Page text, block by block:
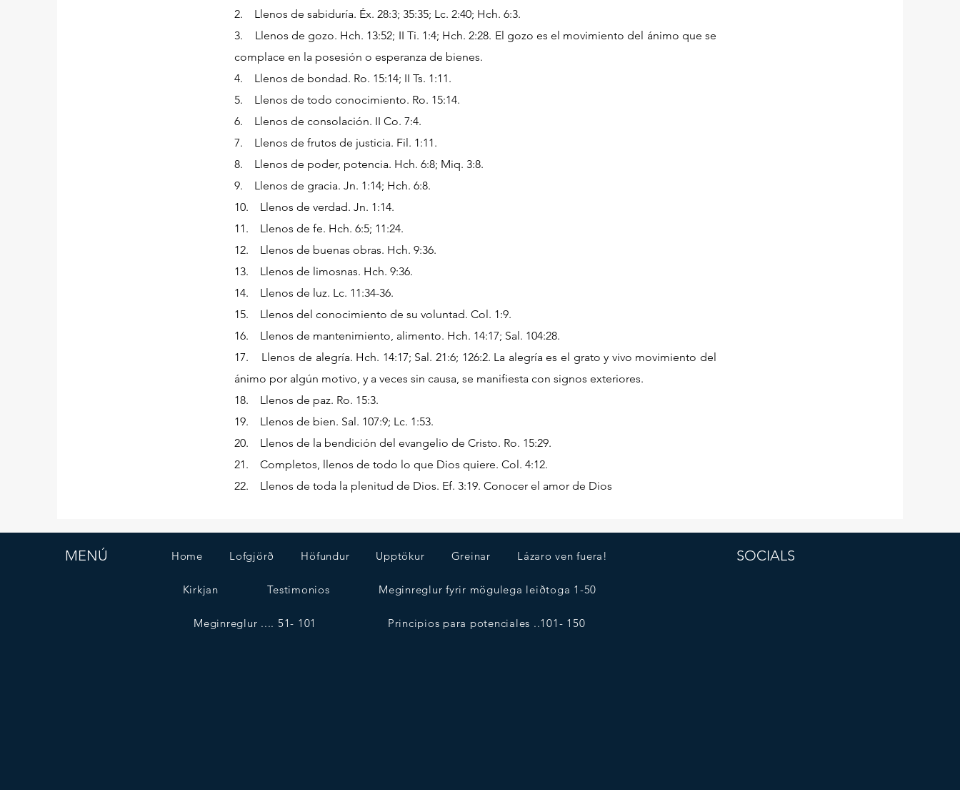
2. Llenos de sabiduría. Éx. 28:3; 35:35; Lc. 2:40; Hch. 6:3.
3. Llenos de gozo. Hch. 13:52; II Ti. 1:4; Hch. 2:28. El gozo es el movimiento del ánimo que se
complace en la posesión o esperanza de bienes.
4. Llenos de bondad. Ro. 15:14; II Ts. 1:11.
5. Llenos de todo conocimiento. Ro. 15:14.
6. Llenos de consolación. II Co. 7:4.
7. Llenos de frutos de justicia. Fil. 1:11.
8. Llenos de poder, potencia. Hch. 6:8; Miq. 3:8.
9. Llenos de gracia. Jn. 1:14; Hch. 6:8.
10. Llenos de verdad. Jn. 1:14.
11. Llenos de fe. Hch. 6:5; 11:24.
12. Llenos de buenas obras. Hch. 9:36.
13. Llenos de limosnas. Hch. 9:36.
14. Llenos de luz. Lc. 11:34-36.
15. Llenos del conocimiento de su voluntad. Col. 1:9.
16. Llenos de mantenimiento, alimento. Hch. 14:17; Sal. 104:28.
17. Llenos de alegría. Hch. 14:17; Sal. 21:6; 126:2. La alegría es el grato y vivo movimiento del
ánimo por algún motivo, y a veces sin causa, se manifiesta con signos exteriores.
18. Llenos de paz. Ro. 15:3.
19. Llenos de bien. Sal. 107:9; Lc. 1:53.
20. Llenos de la bendición del evangelio de Cristo. Ro. 15:29.
21. Completos, llenos de todo lo que Dios quiere. Col. 4:12.
22. Llenos de toda la plenitud de Dios. Ef. 3:19. Conocer el amor de Dios
MENÚ Home Lofgjörð Höfundur Upptökur Greinar Lázaro ven fuera!
Kirkjan Testimonios Meginreglur fyrir mögulega leiðtoga 1-50
Meginreglur .... 51- 101 Principios para potenciales ..101- 150
SOCIALS